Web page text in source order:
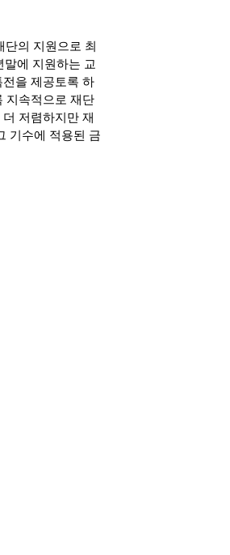
의 지원으로 최
에 지원하는 교
을 제공토록 하
지속적으로 재단
저렴하지만 재
기수에 적용된 금